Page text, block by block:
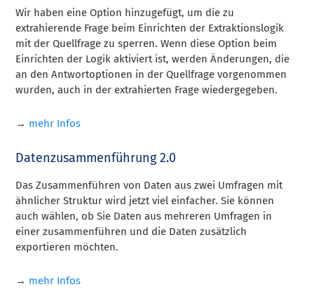
Wir haben eine Option hinzugefügt, um die zu
extrahierende Frage beim Einrichten der Extraktionslogik
mit der Quellfrage zu sperren. Wenn diese Option beim
Einrichten der Logik aktiviert ist, werden Änderungen, die
an den Antwortoptionen in der Quellfrage vorgenommen
wurden, auch in der extrahierten Frage wiedergegeben.
→ mehr Infos
Datenzusammenführung 2.0
Das Zusammenführen von Daten aus zwei Umfragen mit
ähnlicher Struktur wird jetzt viel einfacher. Sie können
auch wählen, ob Sie Daten aus mehreren Umfragen in
einer zusammenführen und die Daten zusätzlich
exportieren möchten.
→ mehr Infos